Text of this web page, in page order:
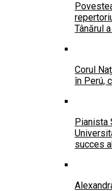
Tânărul
Corul
în Perú,
Pianista
succes